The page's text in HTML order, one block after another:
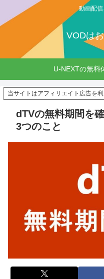
動画配信
VODは
U-NEXTの無料
当サイトはアフィリエイト広告を
dTVの無料期間を
3つのこと